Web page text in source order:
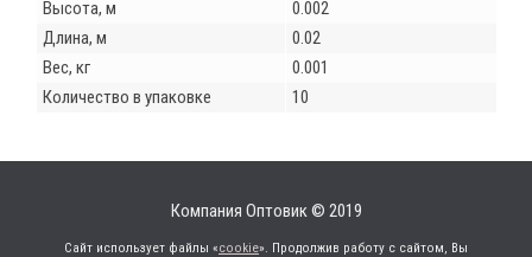
Высота, м
0.002
Длина, м
0.02
Вес, кг
0.001
Количество в упаковке
10
Компания Оптовик © 2019
Сайт использует файлы «cookie». Продолжив работу с сайтом, Вы